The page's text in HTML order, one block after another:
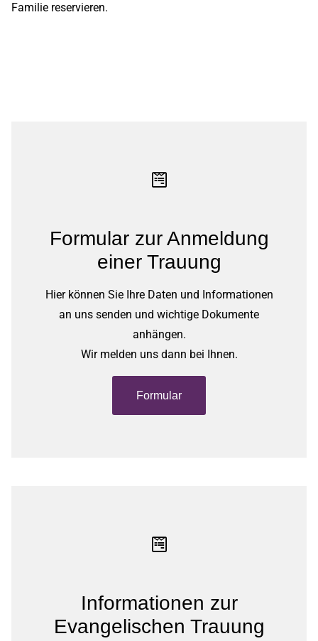
Familie reservieren.
Formular zur Anmeldung
einer Trauung
Hier können Sie Ihre Daten und Informationen
an uns senden und wichtige Dokumente
anhängen.
Wir melden uns dann bei Ihnen.
Formular
Informationen zur
Evangelischen Trauung